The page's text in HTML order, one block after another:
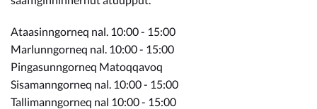
Ataasinngorneq nal. 10:00 - 15:00
Marlunngorneq nal. 10:00 - 15:00
Pingasunngorneq Matoqqavoq
Sisamanngorneq nal. 10:00 - 15:00
Tallimanngorneq nal 10:00 - 15:00